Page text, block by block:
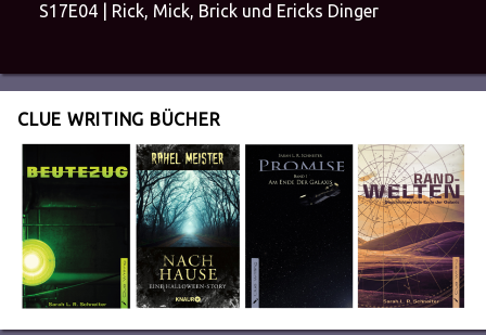
S17E04 | Rick, Mick, Brick und Ericks Dinger
CLUE WRITING BÜCHER